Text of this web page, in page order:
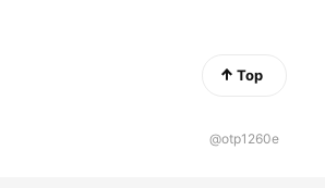
Top
@otp1260e